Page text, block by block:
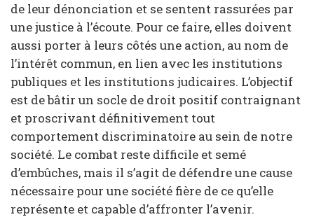
de leur dénonciation et se sentent rassurées par
une justice à l’écoute. Pour ce faire, elles doivent
aussi porter à leurs côtés une action, au nom de
l’intérêt commun, en lien avec les institutions
publiques et les institutions judicaires. L’objectif
est de bâtir un socle de droit positif contraignant
et proscrivant définitivement tout
comportement discriminatoire au sein de notre
société. Le combat reste difficile et semé
d’embûches, mais il s’agit de défendre une cause
nécessaire pour une société fière de ce qu’elle
représente et capable d’affronter l’avenir.